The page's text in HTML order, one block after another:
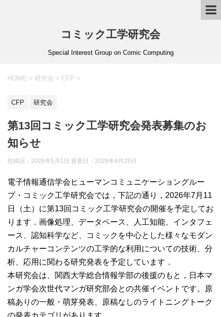
コミック工学研究会
Special Interest Group on Comic Computing
HOME > 研究会 > CFP >
CFP 研究会
第13回コミック工学研究会発表募集のお
知らせ
投稿日：2026年5月1日 更新日： 2026年4月29日
電子情報通信学会ヒューマンコミュニケーショングルー
プ・コミック工学研究会では，下記の通り，2026年7月11
日（土）に第13回コミック工学研究会の開催を予定してお
ります．画像処理、データベース、人工知能、インタフェ
ース、認知科学など、コミックを中心とした様々なモダン
カルチャーコンテンツの工学的な利用についての技術、分
析、応用に関わる研究発表を予定しています．
本研究会は、関西大学総合情報学部の後援のもと，日本マ
ンガ学会次世代マンガ研究部会との共催イベントです。原
稿ありの一般・萌芽発表、原稿なしのライトニングトーク
の発表カテゴリがあります。